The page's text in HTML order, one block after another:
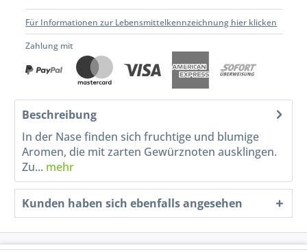
Für Informationen zur Lebensmittelkennzeichnung hier klicken
Zahlung mit
Beschreibung
In der Nase finden sich fruchtige und blumige
Aromen, die mit zarten Gewürznoten ausklingen.
Zu... mehr
Kunden haben sich ebenfalls angesehen